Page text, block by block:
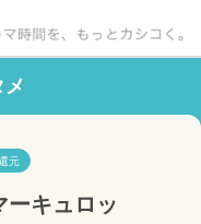
元
ーキュロッ